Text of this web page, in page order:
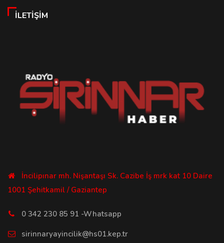
İLETIŞIM
İncilipınar mh. Nişantaşı Sk. Cazibe İş mrk kat 10 Daire
1001 Şehitkamil / Gaziantep
0 342 230 85 91 -Whatsapp
sirinnaryayincilik@hs01.kep.tr